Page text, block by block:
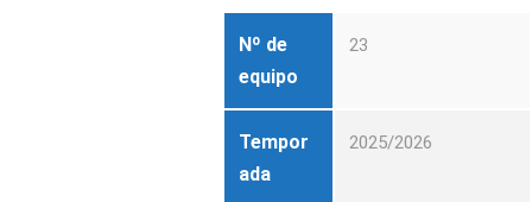
Nº de
equipo
23
Tempor
ada
2025/2026